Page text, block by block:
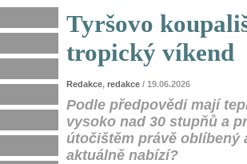
Tyršovo
tropický víkend
Redakce, redakce / 19.06.2026
Podle předpovědi mají
vysoko nad 30 stupňů a
útočištěm právě oblíbený
aktuálně nabízí?